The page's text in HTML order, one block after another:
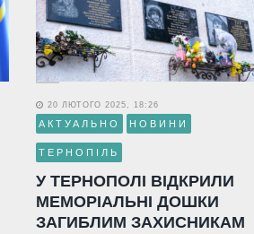
20 ЛЮТОГО 2025, 18:26
АКТУАЛЬНО НОВИНИ
ТЕРНОПІЛЬ
У ТЕРНОПОЛІ ВІДКРИЛИ
МЕМОРІАЛЬНІ ДОШКИ
ЗАГИБЛИМ ЗАХИСНИКАМ